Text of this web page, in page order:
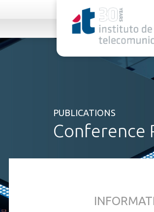
PUBLICATIONS
Conference